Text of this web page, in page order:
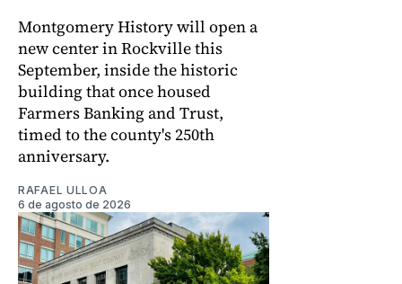
Montgomery History will open a
new center in Rockville this
September, inside the historic
building that once housed
Farmers Banking and Trust,
timed to the county's 250th
anniversary.
RAFAEL ULLOA
6 de agosto de 2026